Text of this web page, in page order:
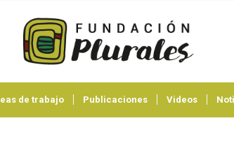
de trabajo Publicaciones Videos